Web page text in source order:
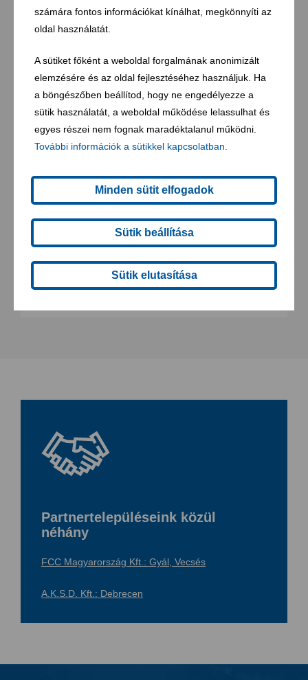
számára fontos információkat kínálhat, megkönnyíti az
oldal használatát.
A sütiket főként a weboldal forgalmának anonimizált
elemzésére és az oldal fejlesztéséhez használjuk. Ha
a böngészőben beállítod, hogy ne engedélyezze a
sütik használatát, a weboldal működése lelassulhat és
egyes részei nem fognak maradéktalanul működni.
További információk a sütikkel kapcsolatban.
Minden sütit elfogadok
Sütik beállítása
Sütik elutasítása
Lakossági tájékoztatás, szállítási naptár,
gyűjtési információk biztosítása
Lomtalanítás
Úttisztítás, síkosságmentesítés
Közterület-tisztítás, parkgondozás
Köztemető-üzemeltetés
Szennyezett területek kármentesítése
Tanácsadás minden hulladékgazdálkodással
Partnertelepüléseink közül
néhány
FCC Magyarország Kft.: Gyál, Vecsés
A.K.S.D. Kft.: Debrecen